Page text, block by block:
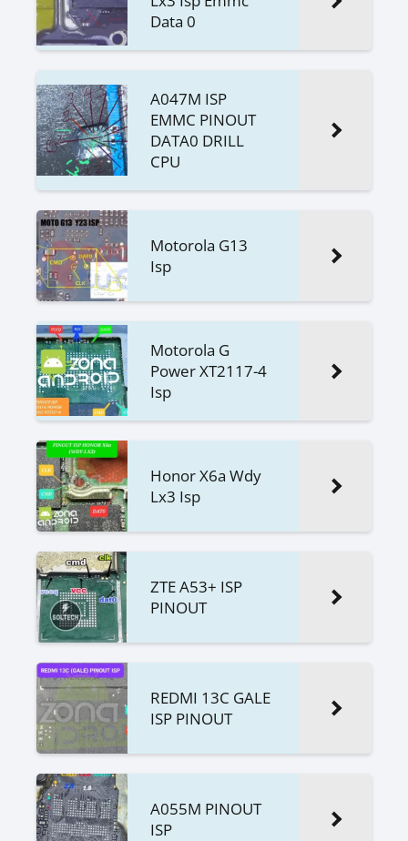
Data 0
A047M ISP
EMMC PINOUT
DATA0 DRILL
CPU
Motorola G13
Isp
Motorola G
Power XT2117-4
Isp
Honor X6a Wdy
Lx3 Isp
ZTE A53+ ISP
PINOUT
REDMI 13C GALE
ISP PINOUT
A055M PINOUT
ISP